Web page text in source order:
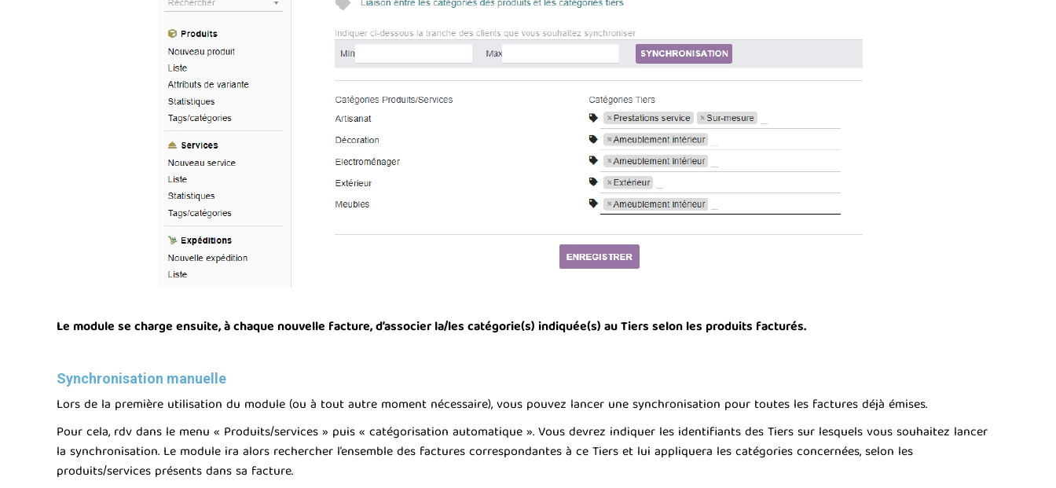
Le module se charge ensuite, à chaque nouvelle facture, d’associer la/les catégorie(s) indiquée(s) au Tiers selon les produits facturés.
Synchronisation manuelle
Lors de la première utilisation du module (ou à tout autre moment nécessaire), vous pouvez lancer une synchronisation pour toutes les factures déjà émises.
Pour cela, rdv dans le menu « Produits/services » puis « catégorisation automatique ». Vous devrez indiquer les identifiants des Tiers sur lesquels vous souhaitez lancer
la synchronisation. Le module ira alors rechercher l’ensemble des factures correspondantes à ce Tiers et lui appliquera les catégories concernées, selon les
produits/services présents dans sa facture.